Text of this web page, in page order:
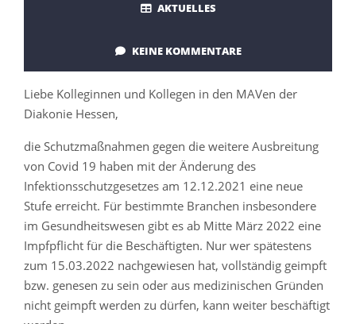
AKTUELLES
KEINE KOMMENTARE
Liebe Kolleginnen und Kollegen in den MAVen der
Diakonie Hessen,
die Schutzmaßnahmen gegen die weitere Ausbreitung
von Covid 19 haben mit der Änderung des
Infektionsschutzgesetzes am 12.12.2021 eine neue
Stufe erreicht. Für bestimmte Branchen insbesondere
im Gesundheitswesen gibt es ab Mitte März 2022 eine
Impfpflicht für die Beschäftigten. Nur wer spätestens
zum 15.03.2022 nachgewiesen hat, vollständig geimpft
bzw. genesen zu sein oder aus medizinischen Gründen
nicht geimpft werden zu dürfen, kann weiter beschäftigt